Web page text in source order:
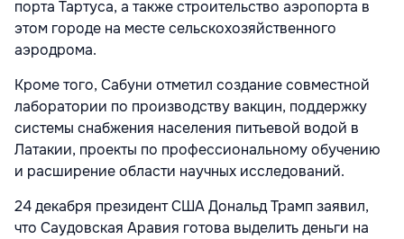
порта Тартуса, а также строительство аэропорта в
этом городе на месте сельскохозяйственного
аэродрома.
Кроме того, Сабуни отметил создание совместной
лаборатории по производству вакцин, поддержку
системы снабжения населения питьевой водой в
Латакии, проекты по профессиональному обучению
и расширение области научных исследований.
24 декабря президент США Дональд Трамп заявил,
что Саудовская Аравия готова выделить деньги на